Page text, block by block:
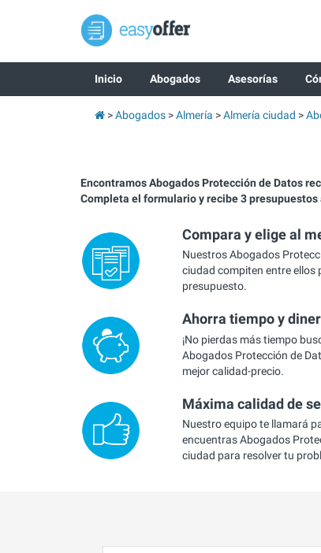
Inicio Abogados Asesorías
Abogados Almería Almería ciudad
Encontramos Abogados Protección de Datos
Completa el formulario y recibe 3 presupuestos
Compara y elige al
Nuestros Abogados
ciudad compiten entre ellos
presupuesto.
Ahorra tiempo y
¡No pierdas más tiempo
Abogados Protección de
mejor calidad-precio.
Máxima calidad de
Nuestro equipo te llamará
encuentras Abogados
ciudad para resolver tu